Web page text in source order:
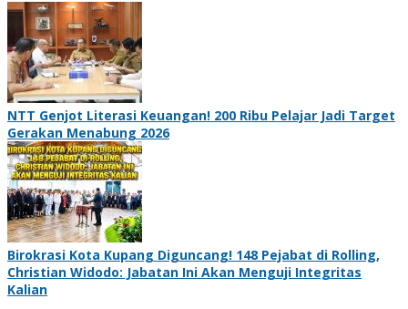
NTT Genjot Literasi Keuangan! 200 Ribu Pelajar Jadi Target
Gerakan Menabung 2026
Birokrasi Kota Kupang Diguncang! 148 Pejabat di Rolling,
Christian Widodo: Jabatan Ini Akan Menguji Integritas
Kalian